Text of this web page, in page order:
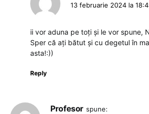
13 februarie 2024 la
ii vor aduna pe toți și le vor spune,
Sper că ați bătut și cu degetul în
asta!:))
Reply
Profesor spune: